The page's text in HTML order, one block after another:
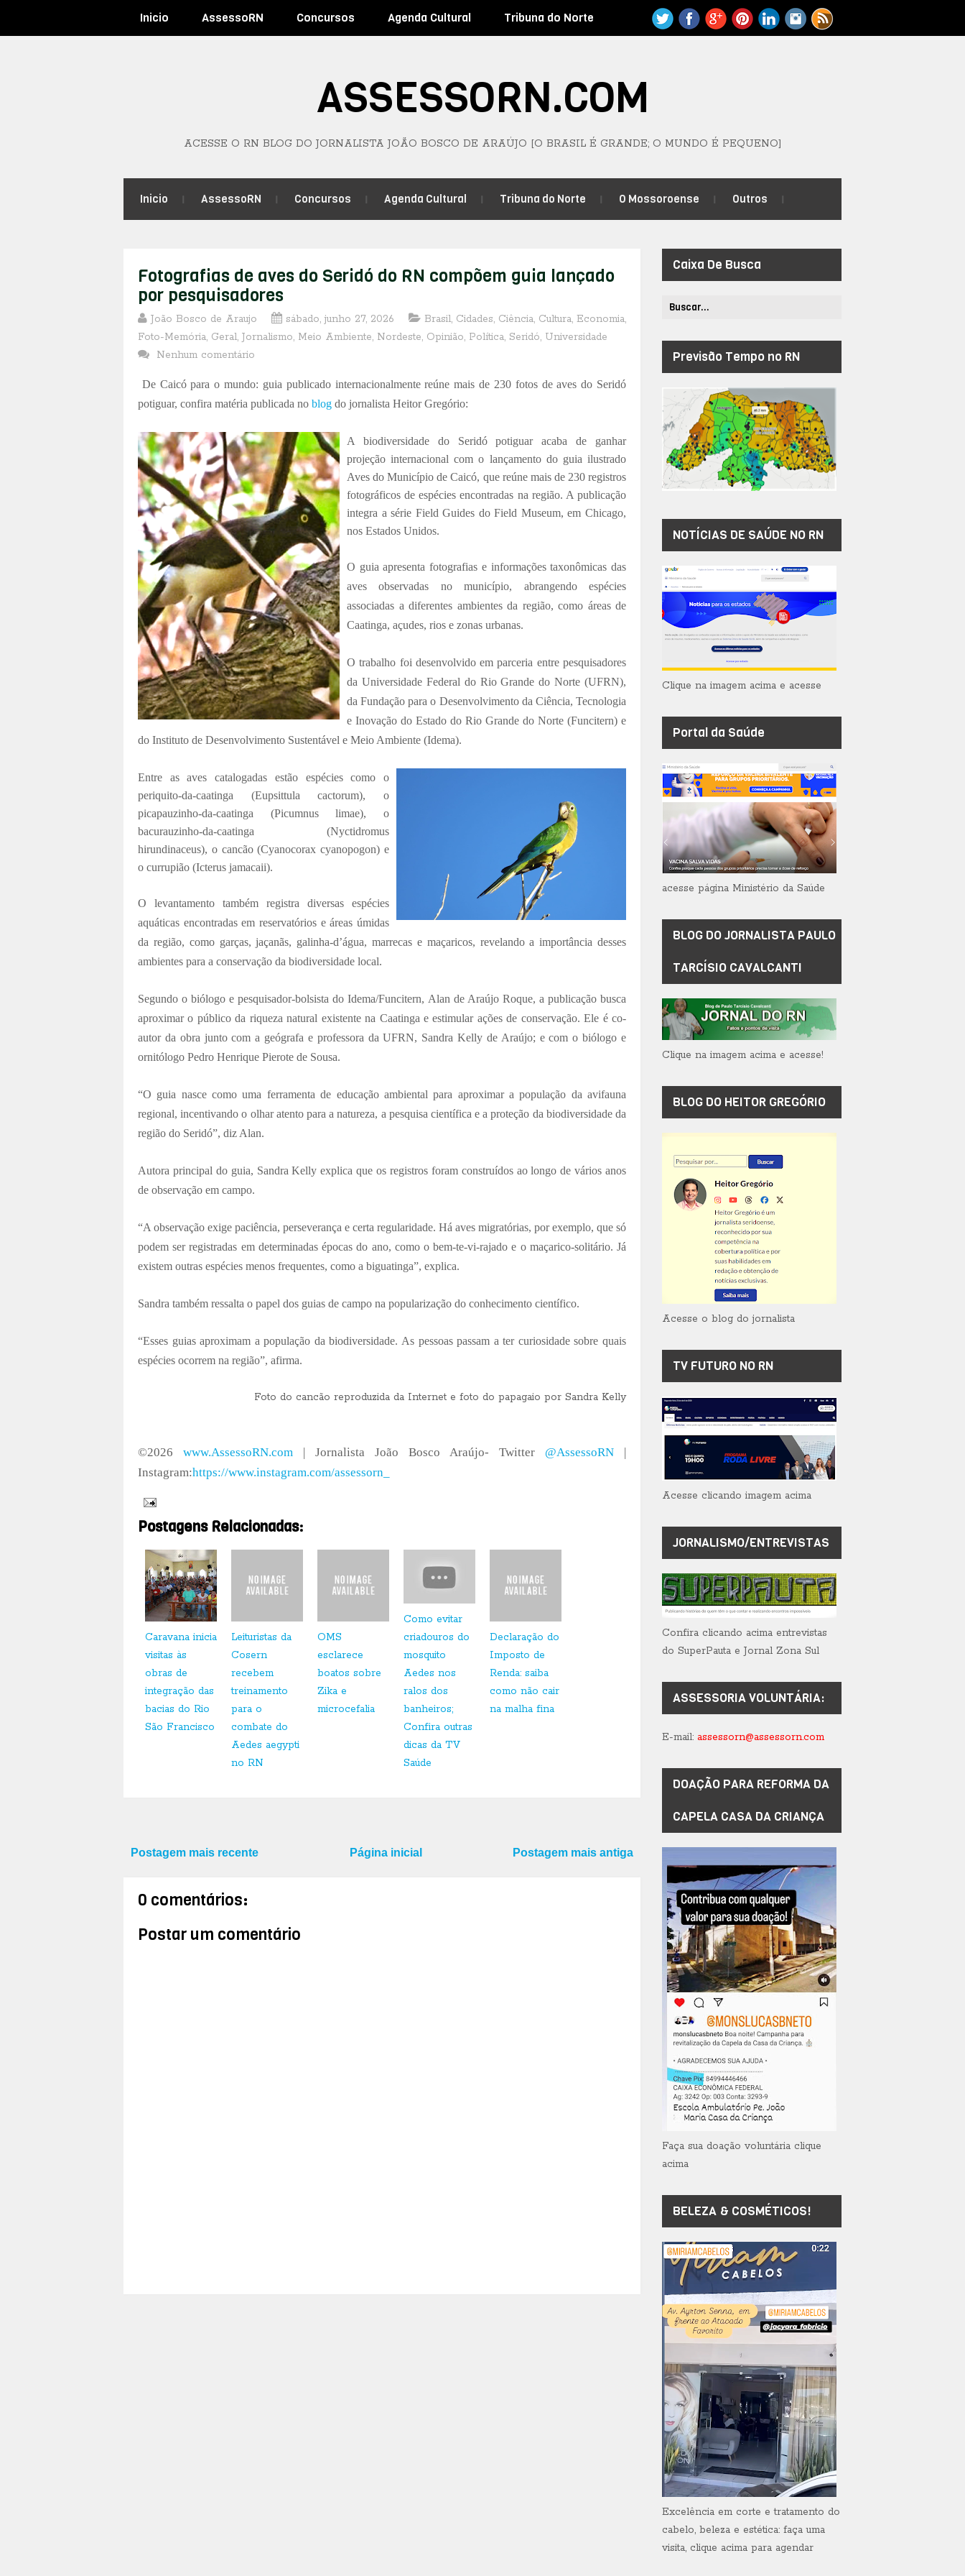
Inicio AssessoRN Concursos Agenda Cultural Tribuna do Norte
ASSESSORN.COM
ACESSE O RN BLOG DO JORNALISTA JOÃO BOSCO DE ARAÚJO [O BRASIL É GRANDE; O MUNDO É PEQUENO]
Inicio AssessoRN Concursos Agenda Cultural Tribuna do Norte O Mossoroense Outros
Fotografias de aves do Seridó do RN compõem guia lançado
por pesquisadores
João Bosco de Araujo sábado, junho 27, 2026 Brasil, Cidades, Ciência, Cultura, Economia,
Foto-Memória, Geral, Jornalismo, Meio Ambiente, Nordeste, Opinião, Política, Seridó, Universidade
Nenhum comentário
De Caicó para o mundo: guia publicado internacionalmente reúne mais de 230 fotos de aves do Seridó
potiguar, confira matéria publicada no blog do jornalista Heitor Gregório:
A biodiversidade do Seridó potiguar acaba de ganhar
projeção internacional com o lançamento do guia ilustrado
Aves do Município de Caicó, que reúne mais de 230 registros
fotográficos de espécies encontradas na região. A publicação
integra a série Field Guides do Field Museum, em Chicago,
nos Estados Unidos.
O guia apresenta fotografias e informações taxonômicas das
aves observadas no município, abrangendo espécies
associadas a diferentes ambientes da região, como áreas de
Caatinga, açudes, rios e zonas urbanas.
O trabalho foi desenvolvido em parceria entre pesquisadores
da Universidade Federal do Rio Grande do Norte (UFRN),
da Fundação para o Desenvolvimento da Ciência, Tecnologia
e Inovação do Estado do Rio Grande do Norte (Funcitern) e
do Instituto de Desenvolvimento Sustentável e Meio Ambiente (Idema).
Entre as aves catalogadas estão espécies como o
periquito-da-caatinga (Eupsittula cactorum), o
picapauzinho-da-caatinga (Picumnus limae), o
bacurauzinho-da-caatinga (Nyctidromus
hirundinaceus), o cancão (Cyanocorax cyanopogon) e
o currupião (Icterus jamacaii).
O levantamento também registra diversas espécies
aquáticas encontradas em reservatórios e áreas úmidas
da região, como garças, jaçanãs, galinha-d’água, marrecas e maçaricos, revelando a importância desses
ambientes para a conservação da biodiversidade local.
Segundo o biólogo e pesquisador-bolsista do Idema/Funcitern, Alan de Araújo Roque, a publicação busca
aproximar o público da riqueza natural existente na Caatinga e estimular ações de conservação. Ele é co-
autor da obra junto com a geógrafa e professora da UFRN, Sandra Kelly de Araújo; e com o biólogo e
ornitólogo Pedro Henrique Pierote de Sousa.
“O guia nasce como uma ferramenta de educação ambiental para aproximar a população da avifauna
regional, incentivando o olhar atento para a natureza, a pesquisa científica e a proteção da biodiversidade da
região do Seridó”, diz Alan.
Autora principal do guia, Sandra Kelly explica que os registros foram construídos ao longo de vários anos
de observação em campo.
“A observação exige paciência, perseverança e certa regularidade. Há aves migratórias, por exemplo, que só
podem ser registradas em determinadas épocas do ano, como o bem-te-vi-rajado e o maçarico-solitário. Já
existem outras espécies menos frequentes, como a biguatinga”, explica.
Sandra também ressalta o papel dos guias de campo na popularização do conhecimento científico.
“Esses guias aproximam a população da biodiversidade. As pessoas passam a ter curiosidade sobre quais
espécies ocorrem na região”, afirma.
Foto do cancão reproduzida da Internet e foto do papagaio por Sandra Kelly
©2026 www.AssessoRN.com | Jornalista João Bosco Araújo- Twitter @AssessoRN |
Instagram:https://www.instagram.com/assessorn_
Postagens Relacionadas:
Caravana inicia
visitas às
obras de
integração das
bacias do Rio
São Francisco
Leituristas da
Cosern
recebem
treinamento
para o
combate do
Aedes aegypti
no RN
OMS
esclarece
boatos sobre
Zika e
microcefalia
Como evitar
criadouros do
mosquito
Aedes nos
ralos dos
banheiros;
Confira outras
dicas da TV
Saúde
Declaração do
Imposto de
Renda: saiba
como não cair
na malha fina
Postagem mais recente Postagem mais antiga
Página inicial
0 comentários:
Postar um comentário
Caixa De Busca
Previsão Tempo no RN
NOTÍCIAS DE SAÚDE NO RN
Clique na imagem acima e acesse
Portal da Saúde
acesse página Ministério da Saúde
BLOG DO JORNALISTA PAULO
TARCÍSIO CAVALCANTI
Clique na imagem acima e acesse!
BLOG DO HEITOR GREGÓRIO
Acesse o blog do jornalista
TV FUTURO NO RN
Acesse clicando imagem acima
JORNALISMO/ENTREVISTAS
Confira clicando acima entrevistas
do SuperPauta e Jornal Zona Sul
ASSESSORIA VOLUNTÁRIA:
E-mail: assessorn@assessorn.com
DOAÇÃO PARA REFORMA DA
CAPELA CASA DA CRIANÇA
Faça sua doação voluntária clique
acima
BELEZA & COSMÉTICOS!
Excelência em corte e tratamento do
cabelo, beleza e estética: faça uma
visita, clique acima para agendar